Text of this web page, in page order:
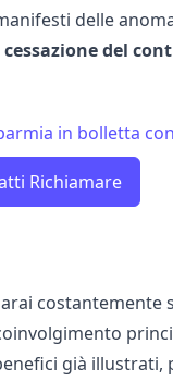
delle
del
in bolletta
Richiamare
costantemente
già